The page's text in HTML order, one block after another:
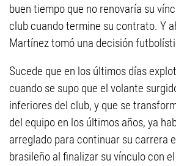
buen tiempo que no renovaría su
club cuando termine su contrato. Y
Martínez tomó una decisión
Sucede que en los últimos días
cuando se supo que el volante
inferiores del club, y que se
del equipo en los últimos años, ya
arreglado para continuar su carrera
brasileño al finalizar su vínculo con